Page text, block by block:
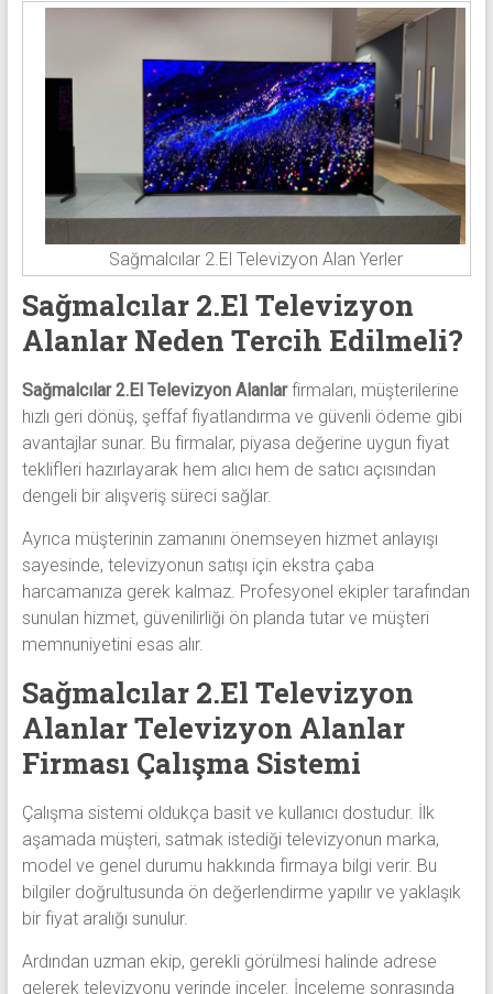
Sağmalcılar 2.El Televizyon Alan Yerler
Sağmalcılar 2.El Televizyon
Alanlar Neden Tercih Edilmeli?
Sağmalcılar 2.El Televizyon Alanlarfirmaları, müşterilerine
hızlı geri dönüş, şeffaf fiyatlandırma ve güvenli ödeme gibi
avantajlar sunar. Bu firmalar, piyasa değerine uygun fiyat
teklifleri hazırlayarak hem alıcı hem de satıcı açısından
dengeli bir alışveriş süreci sağlar.
Ayrıca müşterinin zamanını önemseyen hizmet anlayışı
sayesinde, televizyonun satışı için ekstra çaba
harcamanıza gerek kalmaz. Profesyonel ekipler tarafından
sunulan hizmet, güvenilirliği ön planda tutar ve müşteri
memnuniyetini esas alır.
Sağmalcılar 2.El Televizyon
Alanlar Televizyon Alanlar
Firması Çalışma Sistemi
Çalışma sistemi oldukça basit ve kullanıcı dostudur. İlk
aşamada müşteri, satmak istediği televizyonun marka,
model ve genel durumu hakkında firmaya bilgi verir. Bu
bilgiler doğrultusunda ön değerlendirme yapılır ve yaklaşık
bir fiyat aralığı sunulur.
Ardından uzman ekip, gerekli görülmesi halinde adrese
gelerek televizyonu yerinde inceler. İnceleme sonrasında